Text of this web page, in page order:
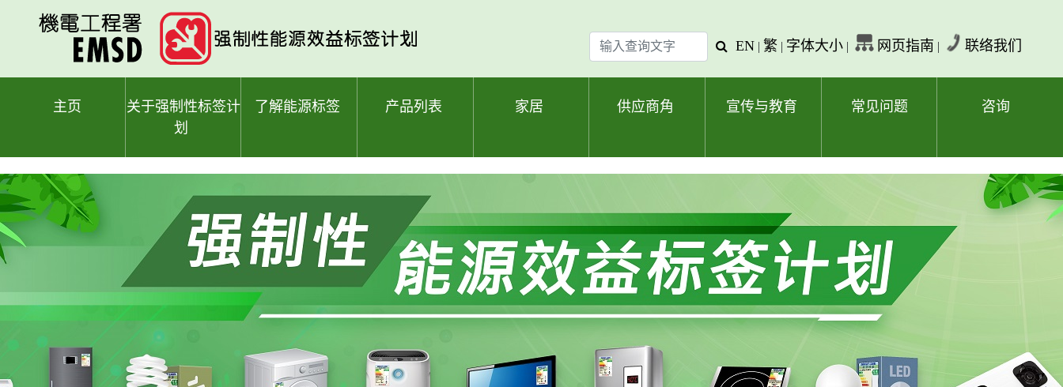
输
入
查
查
字
EN | 繁 | 字体大小 | 网页指南 | 联络我们
主页
关于强制性标签计
划
了解能源标签 产品列表 家居 供应商角 宣传与教育 常见问题 咨询